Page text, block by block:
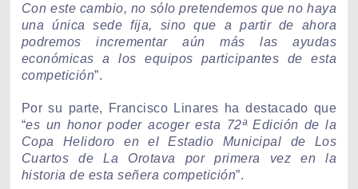
Con este cambio, no sólo pretendemos que no haya
una única sede fija, sino que a partir de ahora
podremos incrementar aún más las ayudas
económicas a los equipos participantes de esta
competición”.
Por su parte, Francisco Linares ha destacado que
“es un honor poder acoger esta 72ª Edición de la
Copa Helidoro en el Estadio Municipal de Los
Cuartos de La Orotava por primera vez en la
historia de esta señera competición”.